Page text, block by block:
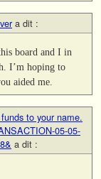
a dit :
board and I in
I’m hoping to
aided me.
to your name.
05-05-
a dit :